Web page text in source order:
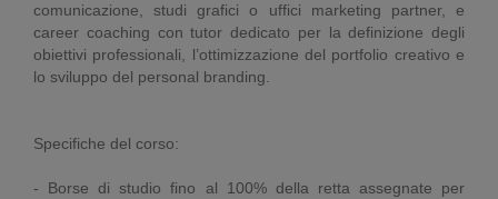
comunicazione, studi grafici o uffici marketing partner, e
career coaching con tutor dedicato per la definizione degli
obiettivi professionali, l’ottimizzazione del portfolio creativo e
lo sviluppo del personal branding.
Specifiche del corso:
- Borse di studio fino al 100% della retta assegnate per